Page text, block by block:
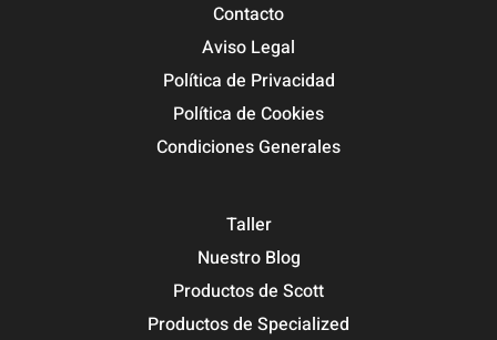
Contacto
Aviso Legal
Política de Privacidad
Política de Cookies
Condiciones Generales
Taller
Nuestro Blog
Productos de Scott
Productos de Specialized